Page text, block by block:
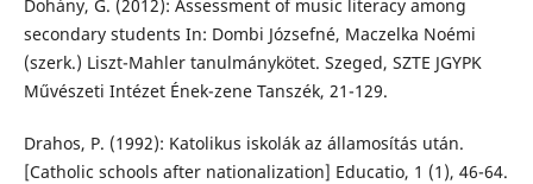
Dohány, G. (2012): Assessment of music literacy among
secondary students In: Dombi Józsefné, Maczelka Noémi
(szerk.) Liszt-Mahler tanulmánykötet. Szeged, SZTE JGYPK
Művészeti Intézet Ének-zene Tanszék, 21-129.
Drahos, P. (1992): Katolikus iskolák az államosítás után.
[Catholic schools after nationalization] Educatio, 1 (1), 46-64.